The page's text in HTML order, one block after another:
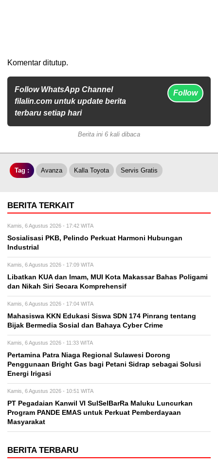
Komentar ditutup.
Follow WhatsApp Channel
filalin.com untuk update berita
terbaru setiap hari
Follow
Berita ini 6 kali dibaca
Tag : Avanza Kalla Toyota Servis Gratis
BERITA TERKAIT
Kamis, 6 Agustus 2026 - 17:42 WITA
Sosialisasi PKB, Pelindo Perkuat Harmoni Hubungan
Industrial
Kamis, 6 Agustus 2026 - 17:09 WITA
Libatkan KUA dan Imam, MUI Kota Makassar Bahas Poligami
dan Nikah Siri Secara Komprehensif
Kamis, 6 Agustus 2026 - 17:04 WITA
Mahasiswa KKN Edukasi Siswa SDN 174 Pinrang tentang
Bijak Bermedia Sosial dan Bahaya Cyber Crime
Kamis, 6 Agustus 2026 - 11:33 WITA
Pertamina Patra Niaga Regional Sulawesi Dorong
Penggunaan Bright Gas bagi Petani Sidrap sebagai Solusi
Energi Irigasi
Kamis, 6 Agustus 2026 - 10:51 WITA
PT Pegadaian Kanwil VI SulSelBarRa Maluku Luncurkan
Program PANDE EMAS untuk Perkuat Pemberdayaan
Masyarakat
BERITA TERBARU